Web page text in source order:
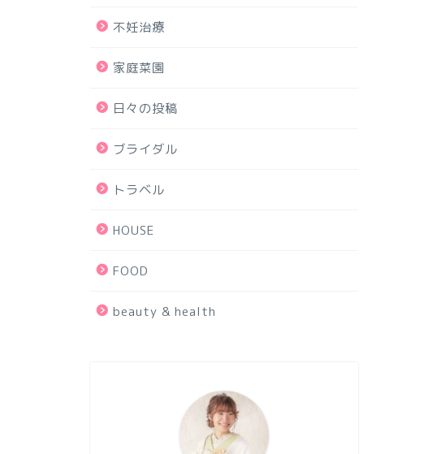
不妊治療
家庭菜園
日々の投稿
ブライダル
トラベル
HOUSE
FOOD
beauty & health